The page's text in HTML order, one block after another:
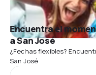
Encuentra el
a San José
¿Fechas flexibles?
San José